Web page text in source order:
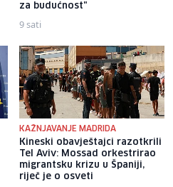
za budućnost"
9 sati
KAŽNJAVANJE MADRIDA
Kineski obavještajci razotkrili
Tel Aviv: Mossad orkestrirao
migrantsku krizu u Španiji,
riječ je o osveti